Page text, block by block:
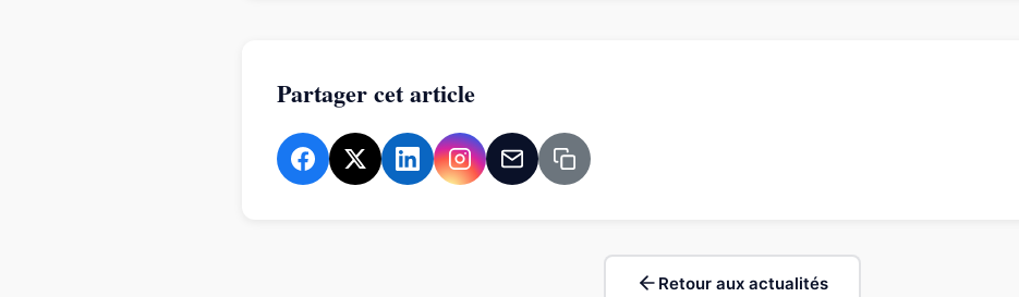
Partager cet article
Retour aux actualités